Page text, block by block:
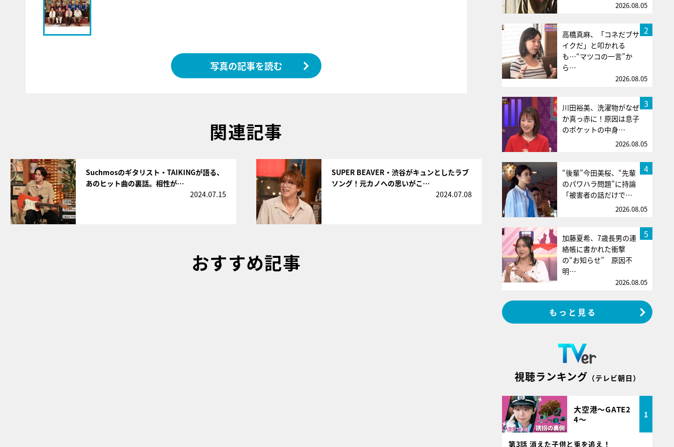
写真の記事を読む
関連記事
Suchmosのギタリスト・TAIKINGが語る、
あのヒット曲の裏話。相性が…
2024.07.15
SUPER BEAVER・渋谷がキュンとしたラブ
ソング！元カノへの思いがこ…
2024.07.08
おすすめ記事
2026.08.05
2
高橋真麻、「コネだブサ
イクだ」と叩かれる
も…“マツコの一言”か
ら…
2026.08.05
3
川田裕美、洗濯物がなぜ
か真っ赤に！原因は息子
のポケットの中身…
2026.08.05
4
“後輩”今田美桜、“先輩
のパワハラ問題”に持論
「被害者の話だけで…
2026.08.05
5
加藤夏希、7歳長男の連
絡帳に書かれた衝撃
の“お知らせ” 原因不
明…
2026.08.05
もっと見る
視聴ランキング （テレビ朝日）
大空港～GATE2
4～
1
第3話 消えた子供と兎を追え！